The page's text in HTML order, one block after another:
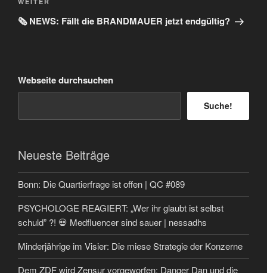
Nächster
Beitrag
🗞️ NEWS: Fällt die BRANDMAUER jetzt endgültig?
Webseite durchsuchen
Suche!
Neueste Beiträge
Bonn: Die Quartierfrage ist offen | QC #089
PSYCHOLOGE REAGIERT: „Wer ihr glaubt ist selbst
schuld” ?! 💀 Medfluencer sind sauer | nessadhs
Minderjährige im Visier: Die miese Strategie der Konzerne
Dem ZDF wird Zensur vorgeworfen: Danger Dan und die